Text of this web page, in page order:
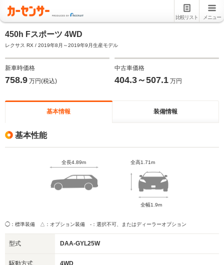
比較リスト メニュー
450h Fスポーツ 4WD
レクサス RX / 2019年8月～2019年9月生産モデル
新車時価格
758.9 万円(税込)
中古車価格
404.3～507.1 万円
基本情報 装備情報
基本性能
全長4.89m 全高1.71m
全幅1.9m
◯：標準装備 △：オプション装備 -：選択不可、またはディーラーオプション
型式 DAA-GYL25W
駆動方式 4WD